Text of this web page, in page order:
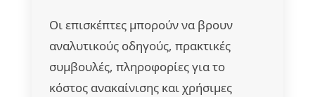
Οι επισκέπτες μπορούν να βρουν
αναλυτικούς οδηγούς, πρακτικές
συμβουλές, πληροφορίες για το
κόστος ανακαίνισης και χρήσιμες